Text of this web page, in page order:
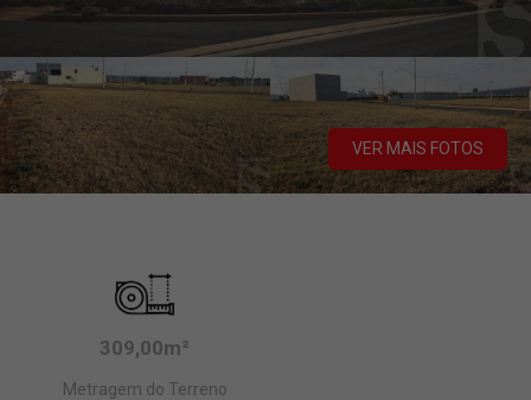
VER MAIS FOTOS
309,00m²
Metragem do Terreno